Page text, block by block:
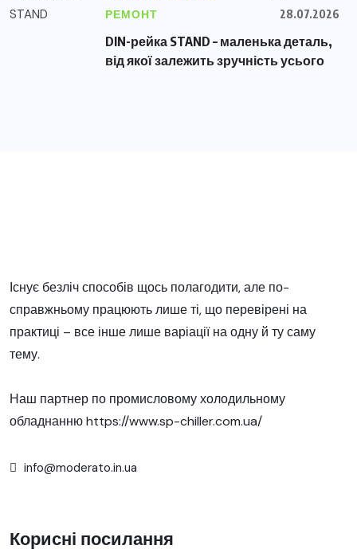
РЕМОНТ
28.07.2026
DIN-рейка STAND – маленька деталь,
від якої залежить зручність усього
Існує безліч способів щось полагодити, але по-
справжньому працюють лише ті, що перевірені на
практиці – все інше лише варіації на одну й ту саму
тему.
Наш партнер по промисловому холодильному
обладнаннюhttps://www.sp-chiller.com.ua/
info@moderato.in.ua
Корисні посилання